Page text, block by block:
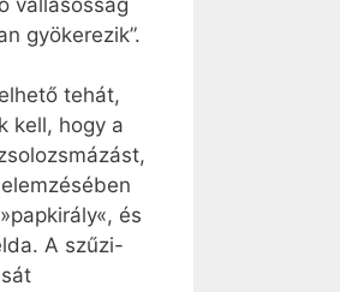
gyökerezik”.
tehát,
kell, hogy a
és
A szűzi-